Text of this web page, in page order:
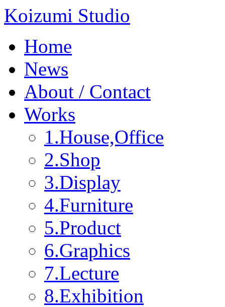
Koizumi Studio
Home
News
About / Contact
Works
1.House,Office
2.Shop
3.Display
4.Furniture
5.Product
6.Graphics
7.Lecture
8.Exhibition